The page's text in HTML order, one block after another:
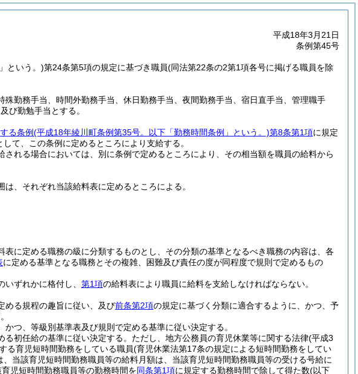
平成18年3月21日
条例第45号
という。)第24条第5項の規定に基づき職員(同法第22条の2第1項各号に掲げる職員を除
勤務手当、時間外勤務手当、休日勤務手当、夜間勤務手当、宿日直手当、管理職手
び勤勉手当とする。
る条例(平成18年綾川町条例第35号。以下「勤務時間条例」という。)第8条第1項に規定
て、この条例に定めるところにより支給する。
れる場合においては、別に条例で定めるところにより、その相当額を職員の給料から
、それぞれ当該給料表に定めるところによる。
に定める職務の級に分類するものとし、その分類の基準となるべき職務の内容は、各
に定める基準となる職務とその複雑、困難及び責任の度が同程度で規則で定めるもの
ずれかに格付し、 第1項の給料表により職員に給料を支給しなければならない。
める規程の趣旨に従い、及び前条第2項の規定に基づく分類に適合するように、かつ、予
つ、等級別基準表及び規則で定める基準に従い決定する。
初任給の基準に従い決定する。 ただし、地方公務員の育児休業等に関する法律(平成3
る育児短時間勤務をしている職員(育児休業法第17条の規定による短時間勤務をしてい
、当該育児短時間勤務職員等の給料月額は、当該育児短時間勤務職員等の受ける号給に
児短時間勤務職員等の勤務時間を同条第1項に規定する勤務時間で除して得た数(以下